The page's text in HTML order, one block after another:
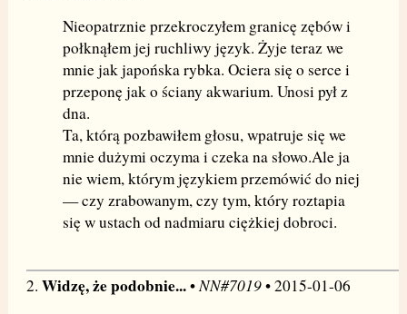
Nieopatrznie przekroczyłem granicę zębów i
połknąłem jej ruchliwy język. Żyje teraz we
mnie jak japońska rybka. Ociera się o serce i
przeponę jak o ściany akwarium. Unosi pył z
dna.
Ta, którą pozbawiłem głosu, wpatruje się we
mnie dużymi oczyma i czeka na słowo.Ale ja
nie wiem, którym językiem przemówić do niej
— czy zrabowanym, czy tym, który roztapia
się w ustach od nadmiaru ciężkiej dobroci.
2. Widzę, że podobnie...•NN#7019• 2015-01-06